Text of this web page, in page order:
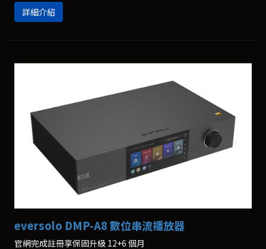
詳細介紹
eversolo DMP-A8 數位串流播放器
官網完成註冊享保固升級 12+6 個月